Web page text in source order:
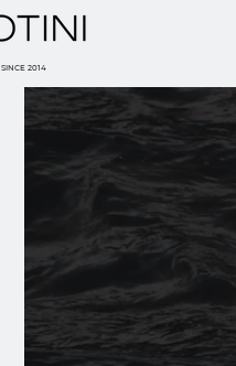
SINCE 2014